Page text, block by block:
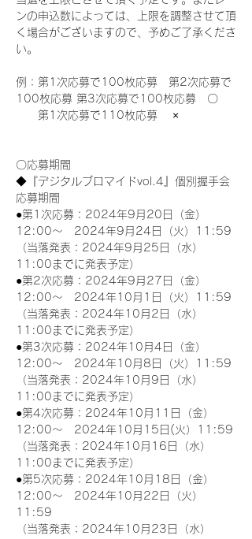
ンの申込数によっては、上限を調整させて頂
く場合がございますので、予めご了承くださ
い。
例：第1次応募で100枚応募　第2次応募で
100枚応募 第3次応募で100枚応募　〇
第1次応募で110枚応募　 ×
〇応募期間
◆『デジタルブロマイドvol.4』個別握手会
応募期間
●第1次応募：2024年9月20日（金）
12:00～　2024年9月24日（火）11:59
（当落発表：2024年9月25日（水）
11:00までに発表予定）
●第2次応募：2024年9月27日（金）
12:00～　2024年10月1日（火）11:59
（当落発表：2024年10月2日（水）
11:00までに発表予定）
●第3次応募：2024年10月4日（金）
12:00～　2024年10月8日（火）11:59
（当落発表：2024年10月9日（水）
11:00までに発表予定）
●第4次応募：2024年10月11日（金）
12:00～　2024年10月15日(火）11:59
（当落発表：2024年10月16日（水）
11:00までに発表予定）
●第5次応募：2024年10月18日（金）
12:00～　2024年10月22日（火）
11:59
（当落発表：2024年10月23日（水）